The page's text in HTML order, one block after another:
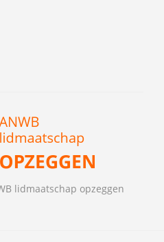
lidmaatschap opzeggen